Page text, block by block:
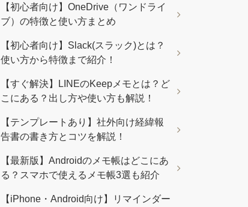
【初心者向け】OneDrive（ワンドライ
ブ）の特徴と使い方まとめ
【初心者向け】Slack(スラック)とは？
使い方から特徴まで紹介！
【すぐ解決】LINEのKeepメモとは？ど
こにある？出し方や使い方も解説！
【テンプレートあり】社外向け経緯報
告書の書き方とコツを解説！
【最新版】Androidのメモ帳はどこにあ
る？スマホで使えるメモ帳3選も紹介
【iPhone・Android向け】リマインダー